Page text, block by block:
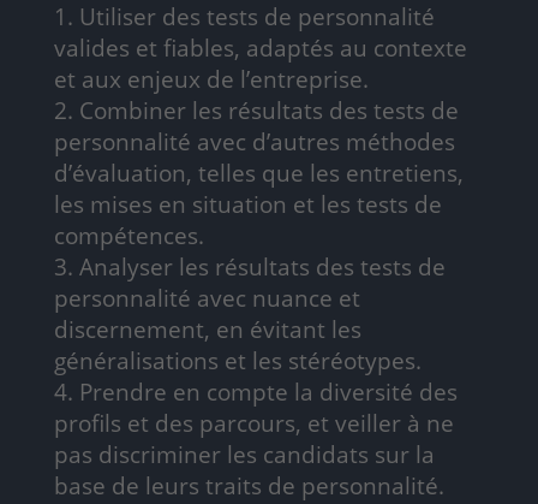
Utiliser des tests de personnalité
valides et fiables, adaptés au contexte
et aux enjeux de l’entreprise.
Combiner les résultats des tests de
personnalité avec d’autres méthodes
d’évaluation, telles que les entretiens,
les mises en situation et les tests de
compétences.
Analyser les résultats des tests de
personnalité avec nuance et
discernement, en évitant les
généralisations et les stéréotypes.
Prendre en compte la diversité des
profils et des parcours, et veiller à ne
pas discriminer les candidats sur la
base de leurs traits de personnalité.